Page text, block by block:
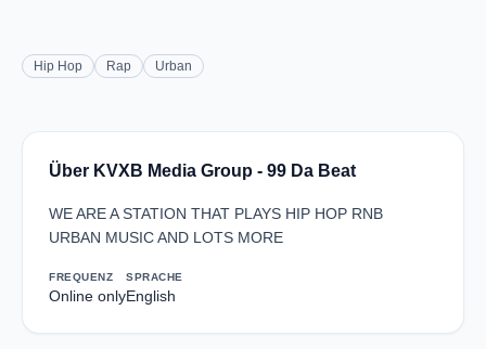
Hip Hop Rap Urban
Über KVXB Media Group - 99 Da Beat
WE ARE A STATION THAT PLAYS HIP HOP RNB
URBAN MUSIC AND LOTS MORE
FREQUENZ
Online only
SPRACHE
English